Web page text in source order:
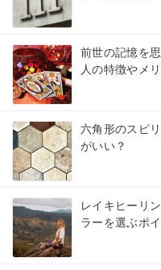
前世の記憶を
人の特徴やメ
六角形のスピ
がいい？
レイキヒーリ
ラーを選ぶポ